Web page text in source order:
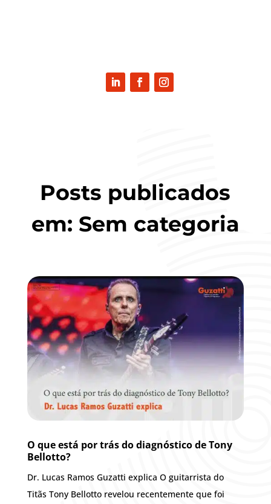
Posts publicados
em: Sem categoria
O que está por trás do diag­nós­ti­co de Tony
Bellotto?
Dr. Lucas Ramos Guzatti explica O guitarrista do
Titãs Tony Bellotto revelou recentemente que foi